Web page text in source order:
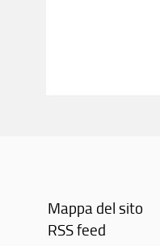
Mappa del sito
RSS feed